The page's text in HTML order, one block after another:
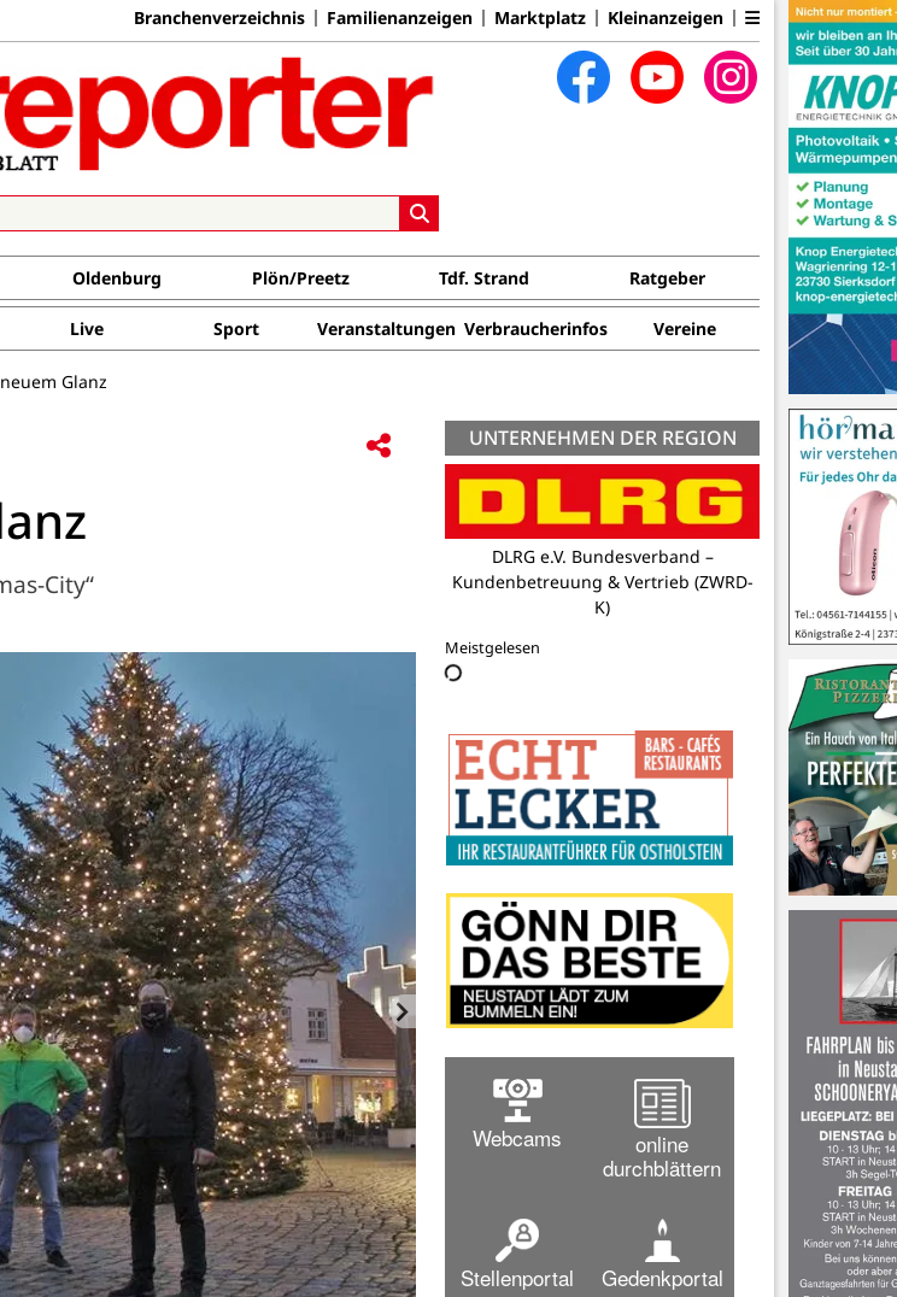
Branchenverzeichnis Familienanzeigen Marktplatz Kleinanzeigen
Oldenburg Plön/Preetz Tdf. Strand Ratgeber
Live Sport Veranstaltungen Verbraucherinfos Vereine
Glanz
City“
UNTERNEHMEN DER REGION
Förderkreis Kloster Cismar e.V.
Meistgelesen
Webcams
online
durchblättern
Stellenportal Gedenkportal